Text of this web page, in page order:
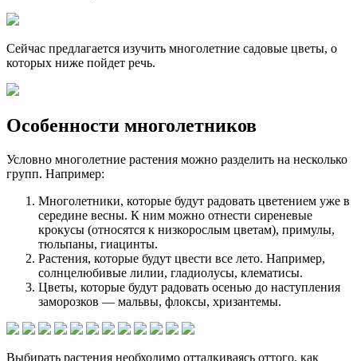
Сейчас предлагается изучить многолетние садовые цветы, о
которых ниже пойдет речь.
Особенности многолетников
Условно многолетние растения можно разделить на несколько
групп. Например:
Многолетники, которые будут радовать цветением уже в
середине весны. К ним можно отнести сиреневые
крокусы (относятся к низкорослым цветам), примулы,
тюльпаны, гиацинты.
Растения, которые будут цвести все лето. Например,
солнцелюбивые лилии, гладиолусы, клематисы.
Цветы, которые будут радовать осенью до наступления
заморозков — мальвы, флоксы, хризантемы.
Выбирать растения необходимо отталкиваясь оттого, как